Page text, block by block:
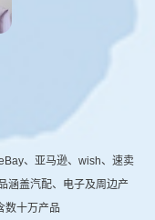
、亚马逊、wish、速卖
涵盖汽配、电子及周边产
数十万产品